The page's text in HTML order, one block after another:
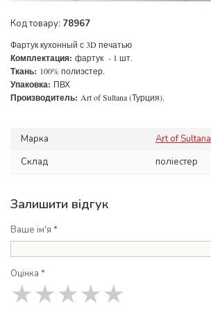
Код товару: 78967
Фартук кухонный с 3D печатью
Комплектация: фартук - 1 шт.
Ткань: 100% полиэстер.
Упаковка: ПВХ
Производитель: Art of Sultana (Турция).
Марка
Art of Sultana
Склад
поліестер
Залишити відгук
Ваше ім'я *
Оцінка *
★
★
★
★
★